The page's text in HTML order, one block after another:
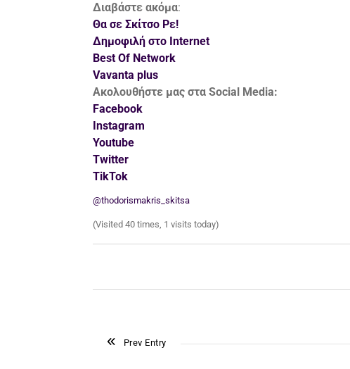
Διαβάστε ακόμα:
Θα σε Σκίτσο Ρε!
Δημοφιλή στο Internet
Best Of Network
Vavanta plus
Ακολουθήστε μας στα Social Media:
Facebook
Instagram
Youtube
Twitter
TikTok
@thodorismakris_skitsa
(Visited 40 times, 1 visits today)
Prev Entry